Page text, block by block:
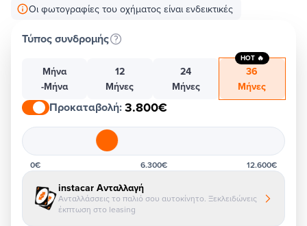
Οι φωτογραφίες του οχήματος είναι ενδεικτικές
Τύπος συνδρομής
Μήνα
-Μήνα
12
Μήνες
24
Μήνες
36
Μήνες
HOT 🔥
Προκαταβολή:3.800€
0€ 6.300€ 12.600€
instacar Ανταλλαγή
Ανταλλάσσεις το παλιό σου αυτοκίνητο. Ξεκλειδώνεις
έκπτωση στο leasing